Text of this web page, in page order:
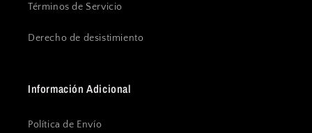
Términos de Servicio
Derecho de desistimiento
Información Adicional
Política de Envío